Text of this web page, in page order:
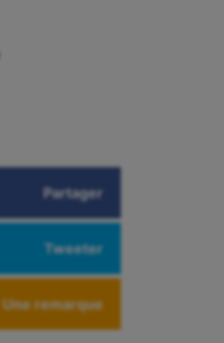
Partager
Tweeter
Une remarque